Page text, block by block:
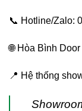
📞 Hotline/Zalo:
🌐 Hòa Bình Door
📍 Hệ thống